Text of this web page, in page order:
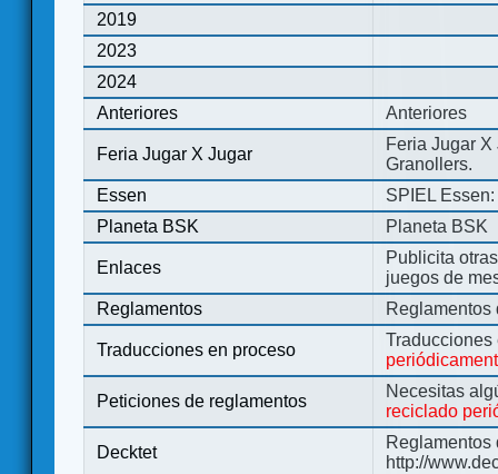
2019
2023
2024
Anteriores
Anteriores
Feria Jugar X Jugar
Feria Jugar
Granollers.
Essen
SPIEL
Planeta BSK
Planeta BSK
Enlaces
Publicita
juegos de
Reglamentos
Reglamentos
Traducciones en proceso
Peticiones de reglamentos
Necesitas
reciclado
Decktet
Reglamentos
http://